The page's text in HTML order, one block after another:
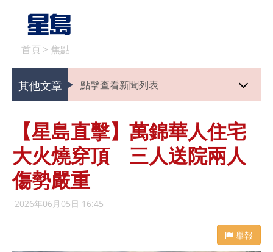
首頁 > 焦點
其他文章 點擊查看新聞列表
【星島直擊】萬錦華人住宅
大火燒穿頂 三人送院兩人
傷勢嚴重
2026年06月05日 16:45
舉報